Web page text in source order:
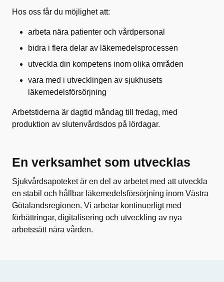
Hos oss får du möjlighet att:
arbeta nära patienter och vårdpersonal
bidra i flera delar av läkemedelsprocessen
utveckla din kompetens inom olika områden
vara med i utvecklingen av sjukhusets
läkemedelsförsörjning
Arbetstiderna är dagtid måndag till fredag, med
produktion av slutenvårdsdos på lördagar.
En verksamhet som utvecklas
Sjukvårdsapoteket är en del av arbetet med att utveckla
en stabil och hållbar läkemedelsförsörjning inom Västra
Götalandsregionen. Vi arbetar kontinuerligt med
förbättringar, digitalisering och utveckling av nya
arbetssätt nära vården.